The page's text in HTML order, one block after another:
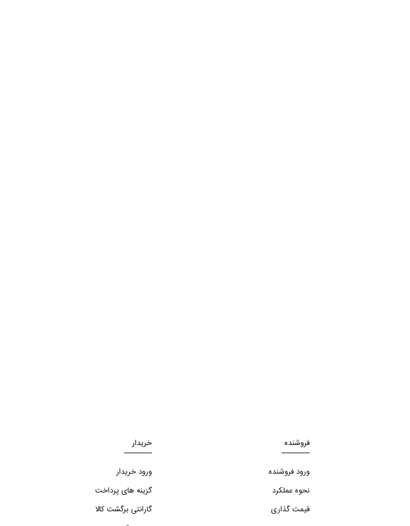
فروشنده
ورود فروشنده
نحوه عملکرد
قیمت گذاری
خریدار
ورود خریدار
گزینه های پرداخت
گارانتی برگشت کالا